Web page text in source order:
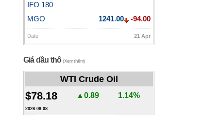
IFO 180
MGO
1241.00 -94.00
Date 21 Apr
Giá dầu thô(Xem thêm)
WTI Crude Oil
$78.18 ▲0.89 1.14%
2026.08.08